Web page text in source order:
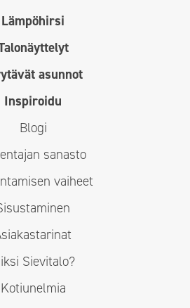
Lämpöhirsi
asunnot
Inspiroidu
Blogi
sanasto
vaiheet
Sievitalo?
Kotiunelmia